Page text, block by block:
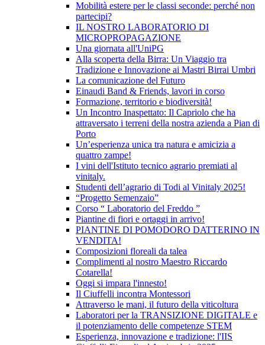
Mobilità estere per le classi seconde: perché non
partecipi?
IL NOSTRO LABORATORIO DI
MICROPROPAGAZIONE
Una giornata all'UniPG
Alla scoperta della Birra: Un Viaggio tra
Tradizione e Innovazione ai Mastri Birrai Umbri
La comunicazione del Futuro
Einaudi Band & Friends, lavori in corso
Formazione, territorio e biodiversità!
Un Incontro Inaspettato: Il Capriolo che ha
attraversato i terreni della nostra azienda a Pian di
Porto
Un’esperienza unica tra natura e amicizia a
quattro zampe!
I vini dell'Istituto tecnico agrario premiati al
vinitaly.
Studenti dell’agrario di Todi al Vinitaly 2025!
“Progetto Semenzaio”
Corso “ Laboratorio del Freddo ”
Piantine di fiori e ortaggi in arrivo!
PIANTINE DI POMODORO DATTERINO IN
VENDITA!
Composizioni floreali da talea
Complimenti al nostro Maestro Riccardo
Cotarella!
Oggi si impara l'innesto!
Il Ciuffelli incontra Montessori
Attraverso le mani, il futuro della viticoltura
Laboratori per la TRANSIZIONE DIGITALE e
il potenziamento delle competenze STEM
Esperienza, innovazione e tradizione: l'IIS